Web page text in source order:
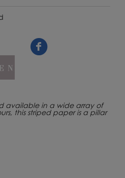
available in a wide array of
this striped paper is a pillar